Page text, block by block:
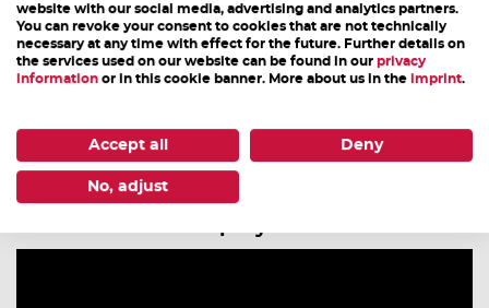
The Bikepark Leogang has a great offer for all bikers,
whether young or old, whether beginners or
program with sensational competitions is offered. Be
there and experience the most legendary events live!
website with our social media, advertising and analytics partners.
You can revoke your consent to cookies that are not technically
necessary at any time with effect for the future. Further details on
the services used on our website can be found in our privacy
information or in this cookie banner. More about us in the imprint.
Accept all Deny
No, adjust